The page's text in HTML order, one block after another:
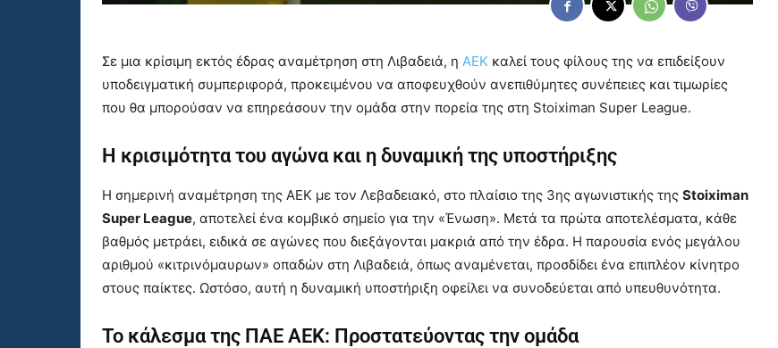
Σε μια κρίσιμη εκτός έδρας αναμέτρηση στη Λιβαδειά, η ΑΕΚ καλεί τους φίλους της να επιδείξουν
υποδειγματική συμπεριφορά, προκειμένου να αποφευχθούν ανεπιθύμητες συνέπειες και τιμωρίες
που θα μπορούσαν να επηρεάσουν την ομάδα στην πορεία της στη Stoiximan Super League.
Η κρισιμότητα του αγώνα και η δυναμική της υποστήριξης
Η σημερινή αναμέτρηση της ΑΕΚ με τον Λεβαδειακό, στο πλαίσιο της 3ης αγωνιστικής της Stoiximan
Super League, αποτελεί ένα κομβικό σημείο για την «Ένωση». Μετά τα πρώτα αποτελέσματα, κάθε
βαθμός μετράει, ειδικά σε αγώνες που διεξάγονται μακριά από την έδρα. Η παρουσία ενός μεγάλου
αριθμού «κιτρινόμαυρων» οπαδών στη Λιβαδειά, όπως αναμένεται, προσδίδει ένα επιπλέον κίνητρο
στους παίκτες. Ωστόσο, αυτή η δυναμική υποστήριξη οφείλει να συνοδεύεται από υπευθυνότητα.
Το κάλεσμα της ΠΑΕ ΑΕΚ: Προστατεύοντας την ομάδα